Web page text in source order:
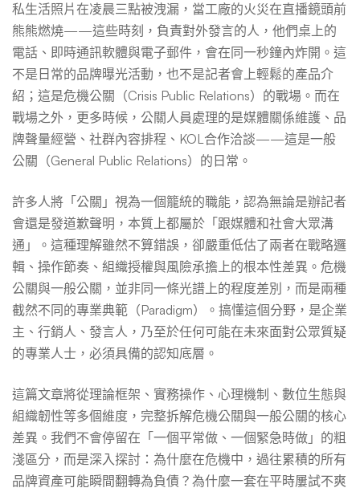
在
哪？
3
分
鐘
搞
懂
核
心
私生活照片在凌晨三點被洩漏，當工廠的火災在直播鏡頭前
熊熊燃燒——這些時刻，負責對外發言的人，他們桌上的
電話、即時通訊軟體與電子郵件，會在同一秒鐘內炸開。這
不是日常的品牌曝光活動，也不是記者會上輕鬆的產品介
紹；這是危機公關（Crisis Public Relations）的戰場。而在
戰場之外，更多時候，公關人員處理的是媒體關係維護、品
牌聲量經營、社群內容排程、KOL合作洽談——這是一般
公關（General Public Relations）的日常。
許多人將「公關」視為一個籠統的職能，認為無論是辦記者
會還是發道歉聲明，本質上都屬於「跟媒體和社會大眾溝
通」。這種理解雖然不算錯誤，卻嚴重低估了兩者在戰略邏
輯、操作節奏、組織授權與風險承擔上的根本性差異。危機
公關與一般公關，並非同一條光譜上的程度差別，而是兩種
截然不同的專業典範（Paradigm）。搞懂這個分野，是企業
主、行銷人、發言人，乃至於任何可能在未來面對公眾質疑
的專業人士，必須具備的認知底層。
這篇文章將從理論框架、實務操作、心理機制、數位生態與
組織韌性等多個維度，完整拆解危機公關與一般公關的核心
差異。我們不會停留在「一個平常做、一個緊急時做」的粗
淺區分，而是深入探討：為什麼在危機中，過往累積的所有
品牌資產可能瞬間翻轉為負債？為什麼一套在平時屢試不爽